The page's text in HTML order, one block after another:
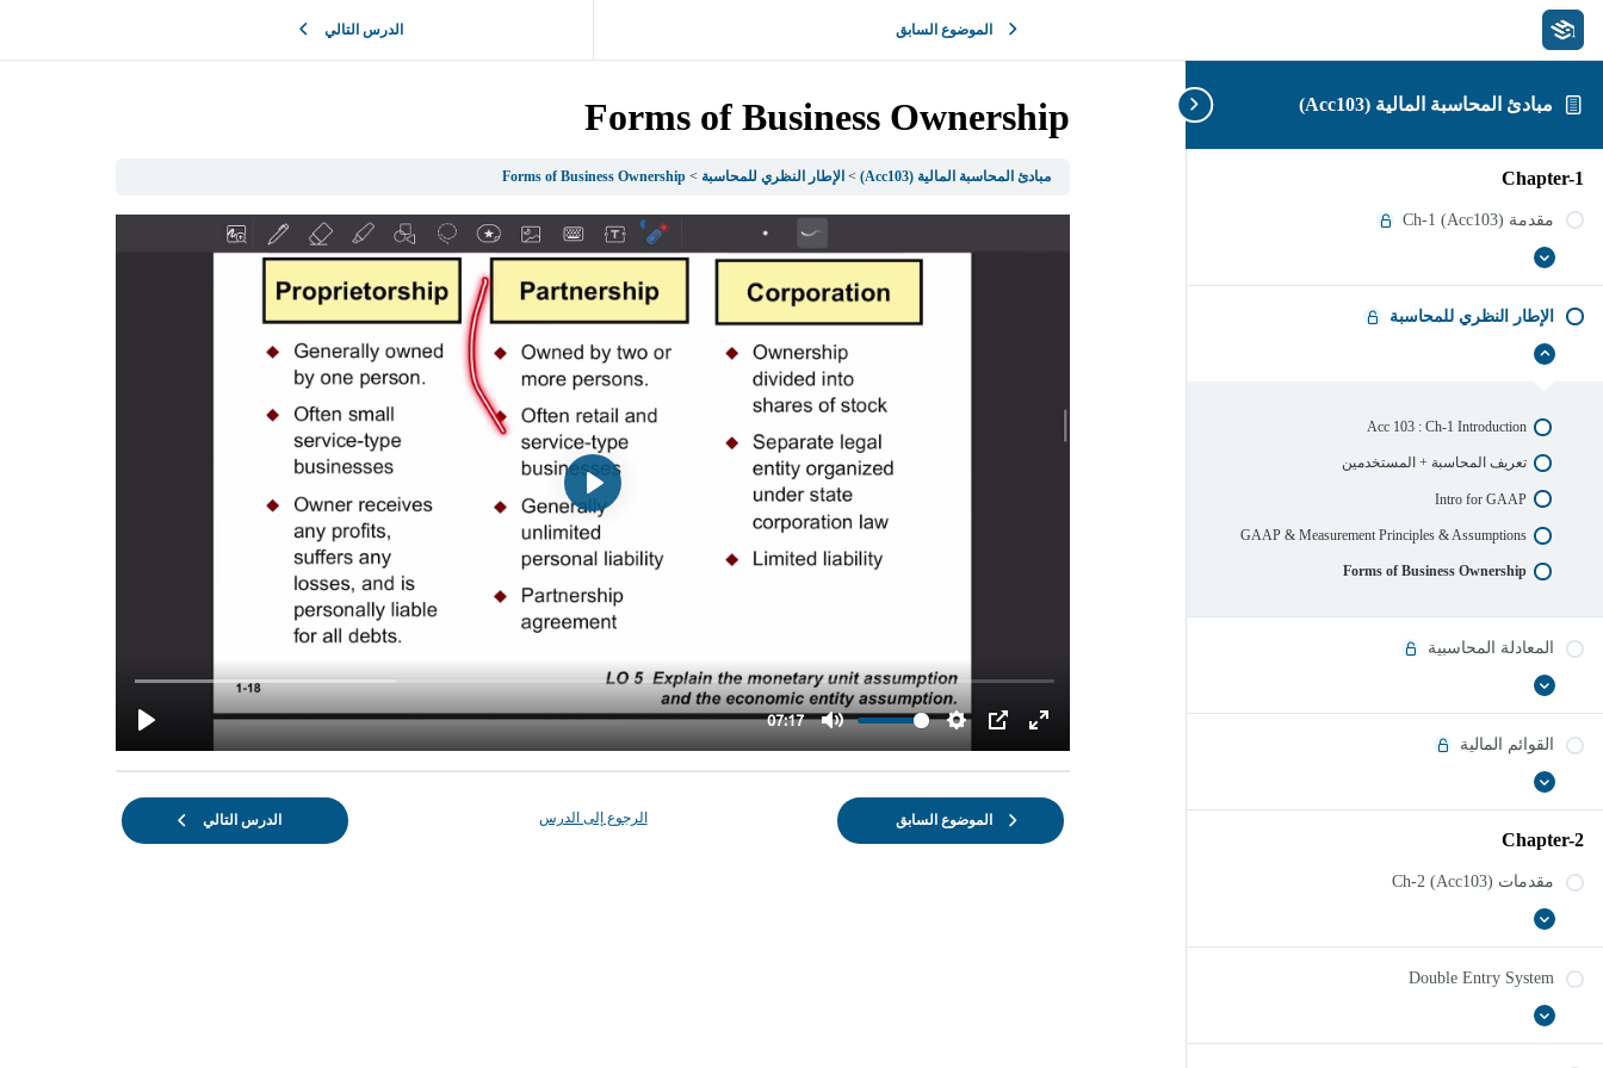
مبادئ المحاسبة المالية (Acc103)
Chapter-1
مقدمة Ch-1 (Acc103)
عرض
الكل
مقدمة
Ch-
(Acc103)
الإطار النظري للمحاسبة
إخفاء
الإطار
Acc 103 : Ch-1 Introduction
تعريف المحاسبة + المستخدمين
Intro for GAAP
GAAP & Measurement Principles & Assumptions
Forms of Business Ownership
المعادلة المحاسبية
عرض
الكل
المعادلة
المحاسبية
القوائم المالية
عرض
الكل
القوائم
المالية
Chapter-2
مقدمات Ch-2 (Acc103)
عرض
الكل
مقدمات
Ch-
(Acc103)
Double Entry System
عرض
الكل
Double
Entry
الموضوع السابق الدرس التالي
Forms of Business Ownership
مبادئ المحاسبة المالية (Acc103) الإطار النظري للمحاسبة Forms of Business Ownership
الموضوع السابق الرجوع إلى الدرس الدرس التالي